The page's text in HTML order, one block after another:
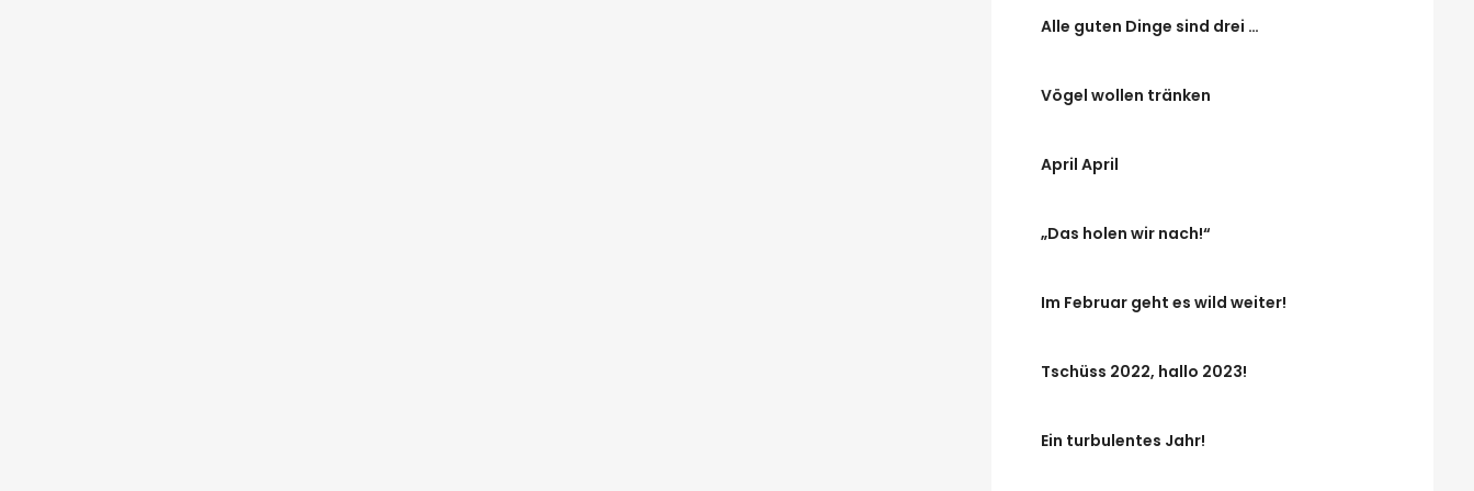
Alle guten Dinge sind drei …
Vögel wollen tränken
April April
„Das holen wir nach!“
Im Februar geht es wild weiter!
Tschüss 2022, hallo 2023!
Ein turbulentes Jahr!